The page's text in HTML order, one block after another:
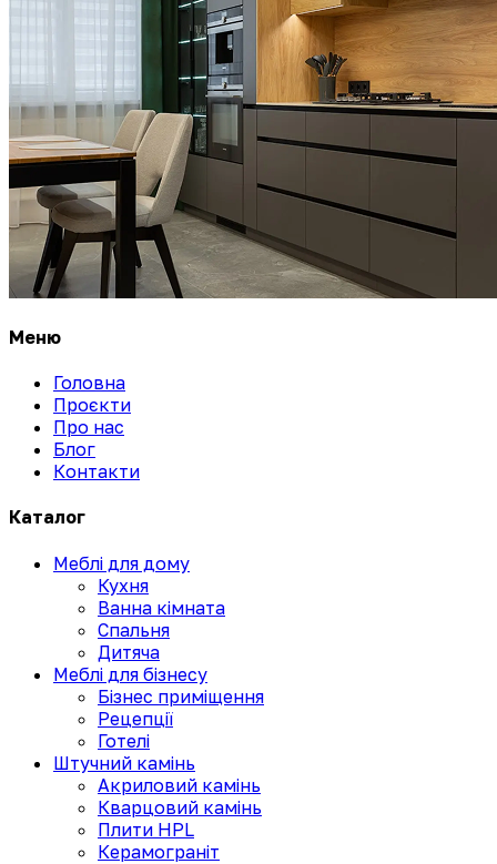
Меню
Головна
Проєкти
Про нас
Блог
Контакти
Каталог
Меблі для дому
Кухня
Ванна кімната
Спальня
Дитяча
Меблі для бізнесу
Бізнес приміщення
Рецепції
Готелі
Штучний камінь
Акриловий камінь
Кварцовий камінь
Плити HPL
Керамограніт